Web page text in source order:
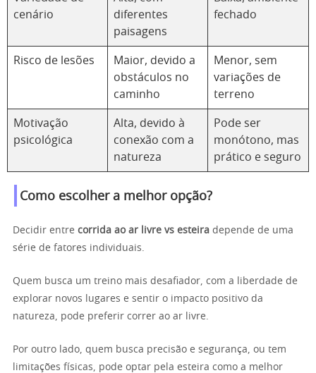
cenário
diferentes
paisagens
fechado
Risco de lesões
Maior, devido a
obstáculos no
caminho
Menor, sem
variações de
terreno
Motivação
psicológica
Alta, devido à
conexão com a
natureza
Pode ser
monótono, mas
prático e seguro
Como escolher a melhor opção?
Decidir entre corrida ao ar livre vs esteira depende de uma
série de fatores individuais.
Quem busca um treino mais desafiador, com a liberdade de
explorar novos lugares e sentir o impacto positivo da
natureza, pode preferir correr ao ar livre.
Por outro lado, quem busca precisão e segurança, ou tem
limitações físicas, pode optar pela esteira como a melhor